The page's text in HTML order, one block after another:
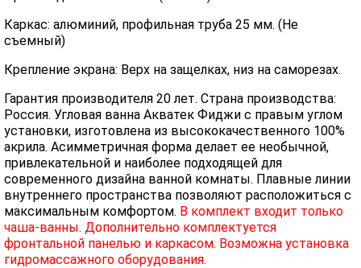
Каркас: алюминий, профильная труба 25 мм. (Не
съемный)
Крепление экрана: Верх на защелках, низ на саморезах.
Гарантия производителя 20 лет. Страна производства:
Россия. Угловая ванна Акватек Фиджи с правым углом
установки, изготовлена из высококачественного 100%
акрила. Асимметричная форма делает ее необычной,
привлекательной и наиболее подходящей для
современного дизайна ванной комнаты. Плавные линии
внутреннего пространства позволяют расположиться с
максимальным комфортом. В комплект входит только
чаша-ванны. Дополнительно комплектуется
фронтальной панелью и каркасом. Возможна установка
гидромассажного оборудования.